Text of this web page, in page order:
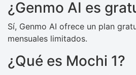
¿Genmo AI es
Sí, Genmo AI ofrece un plan
mensuales limitados.
¿Qué es Mochi 1?